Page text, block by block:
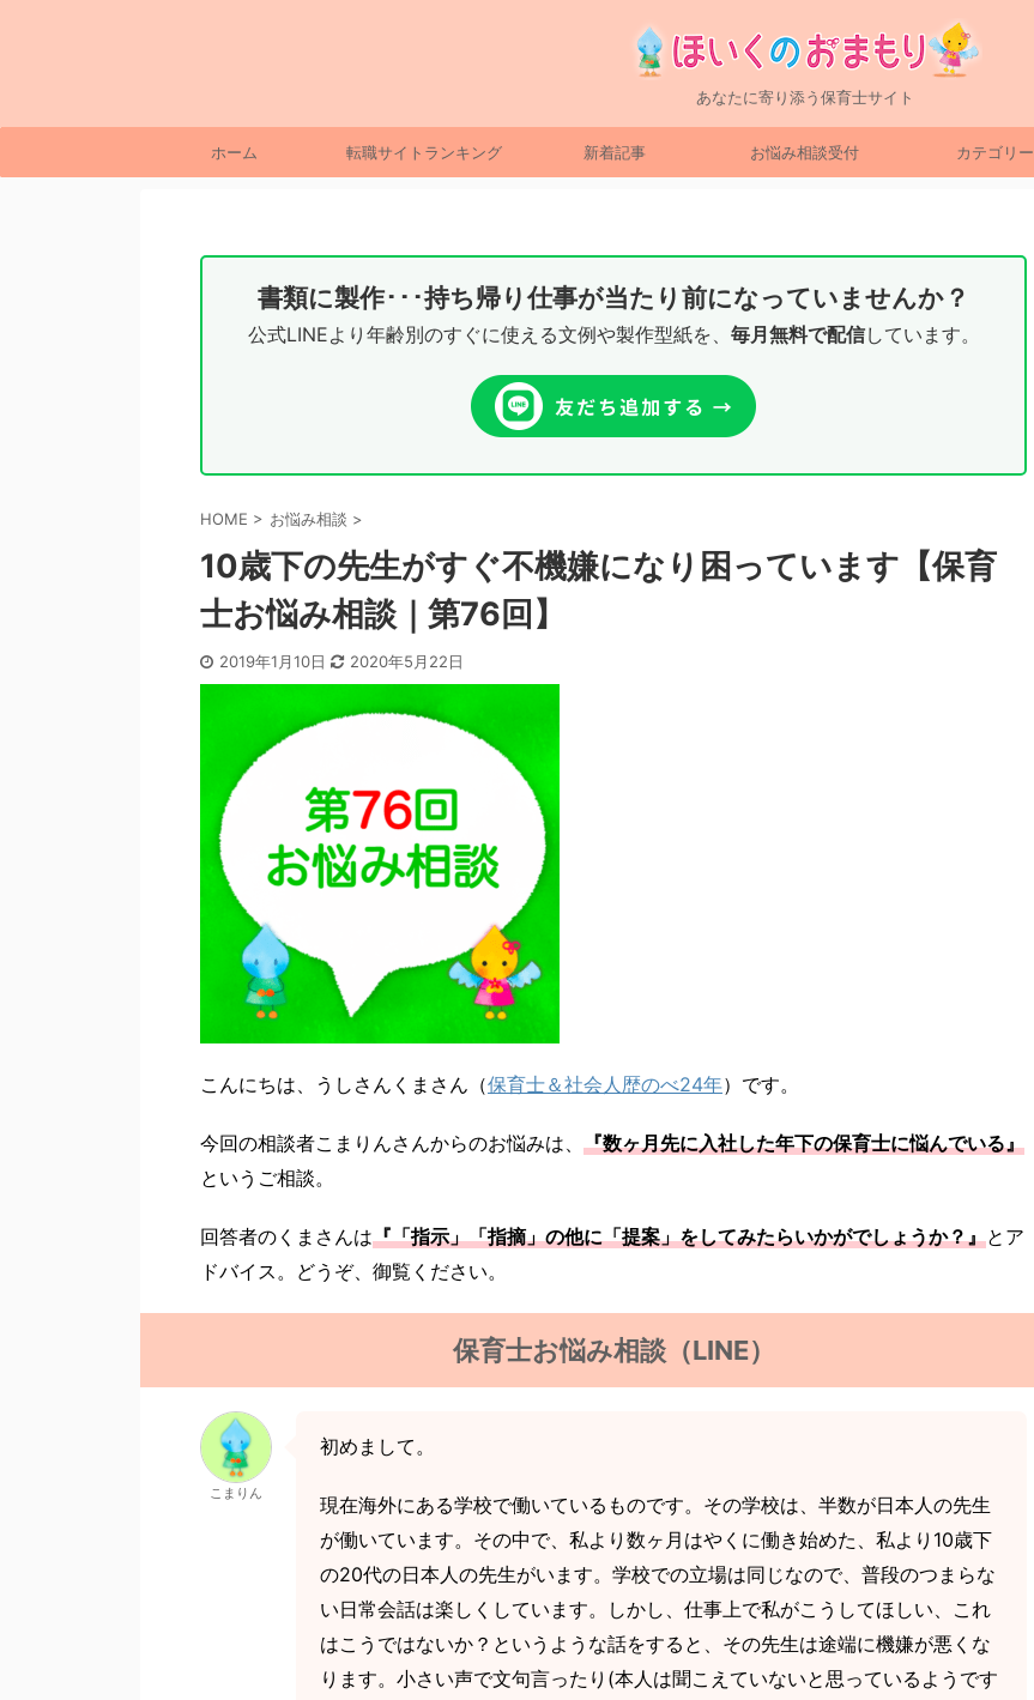
あなたに寄り添う保育士サイト
ホーム 転職サイトランキング 新着記事 お悩み相談受付 カテゴリー
書類に製作･･･持ち帰り仕事が当たり前になっていませんか？
公式LINEより年齢別のすぐに使える文例や製作型紙を、 毎月無料で配信しています。
HOME > お悩み相談 >
10歳下の先生がすぐ不機嫌になり困っています【保育
士お悩み相談｜第76回】
2019年1月10日 2020年5月22日
こんにちは、うしさんくまさん（保育士＆社会人歴のべ24年）です。
今回の相談者こまりんさんからのお悩みは、 『数ヶ月先に入社した年下の保育士に悩んでいる』
というご相談。
回答者のくまさんは『「指示」「指摘」の他に「提案」をしてみたらいかがでしょうか？』とア
ドバイス。どうぞ、御覧ください。
保育士お悩み相談（LINE）
こまりん
初めまして。
現在海外にある学校で働いているものです。その学校は、半数が日本人の先生
が働いています。その中で、私より数ヶ月はやくに働き始めた、私より10歳下
の20代の日本人の先生がいます。学校での立場は同じなので、普段のつまらな
い日常会話は楽しくしています。しかし、仕事上で私がこうしてほしい、これ
はこうではないか？というような話をすると、その先生は途端に機嫌が悪くな
ります。小さい声で文句言ったり(本人は聞こえていないと思っているようです